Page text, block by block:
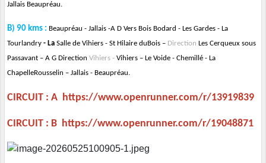
Jallais Beaupréau.
B) 90 kms : Beaupréau - Jallais -A D Vers Bois Bodard - Les Gardes - La
Tourlandry - La Salle de Vihiers - St Hilaire duBois – Direction Les Cerqueux sous
Passavant – A G Direction Vihiers - Vihiers – Le Voide - Chemillé - La
ChapelleRousselin – Jallais - Beaupréau.
CIRCUIT : A https://www.openrunner.com/r/13919839
CIRCUIT : B https://www.openrunner.com/r/19048871